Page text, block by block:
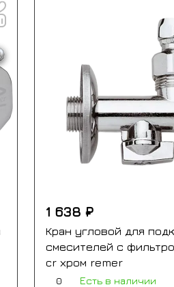
1 638 ₽
Кран угловой для
смесителей с
cr хром remer
0 Есть в наличии